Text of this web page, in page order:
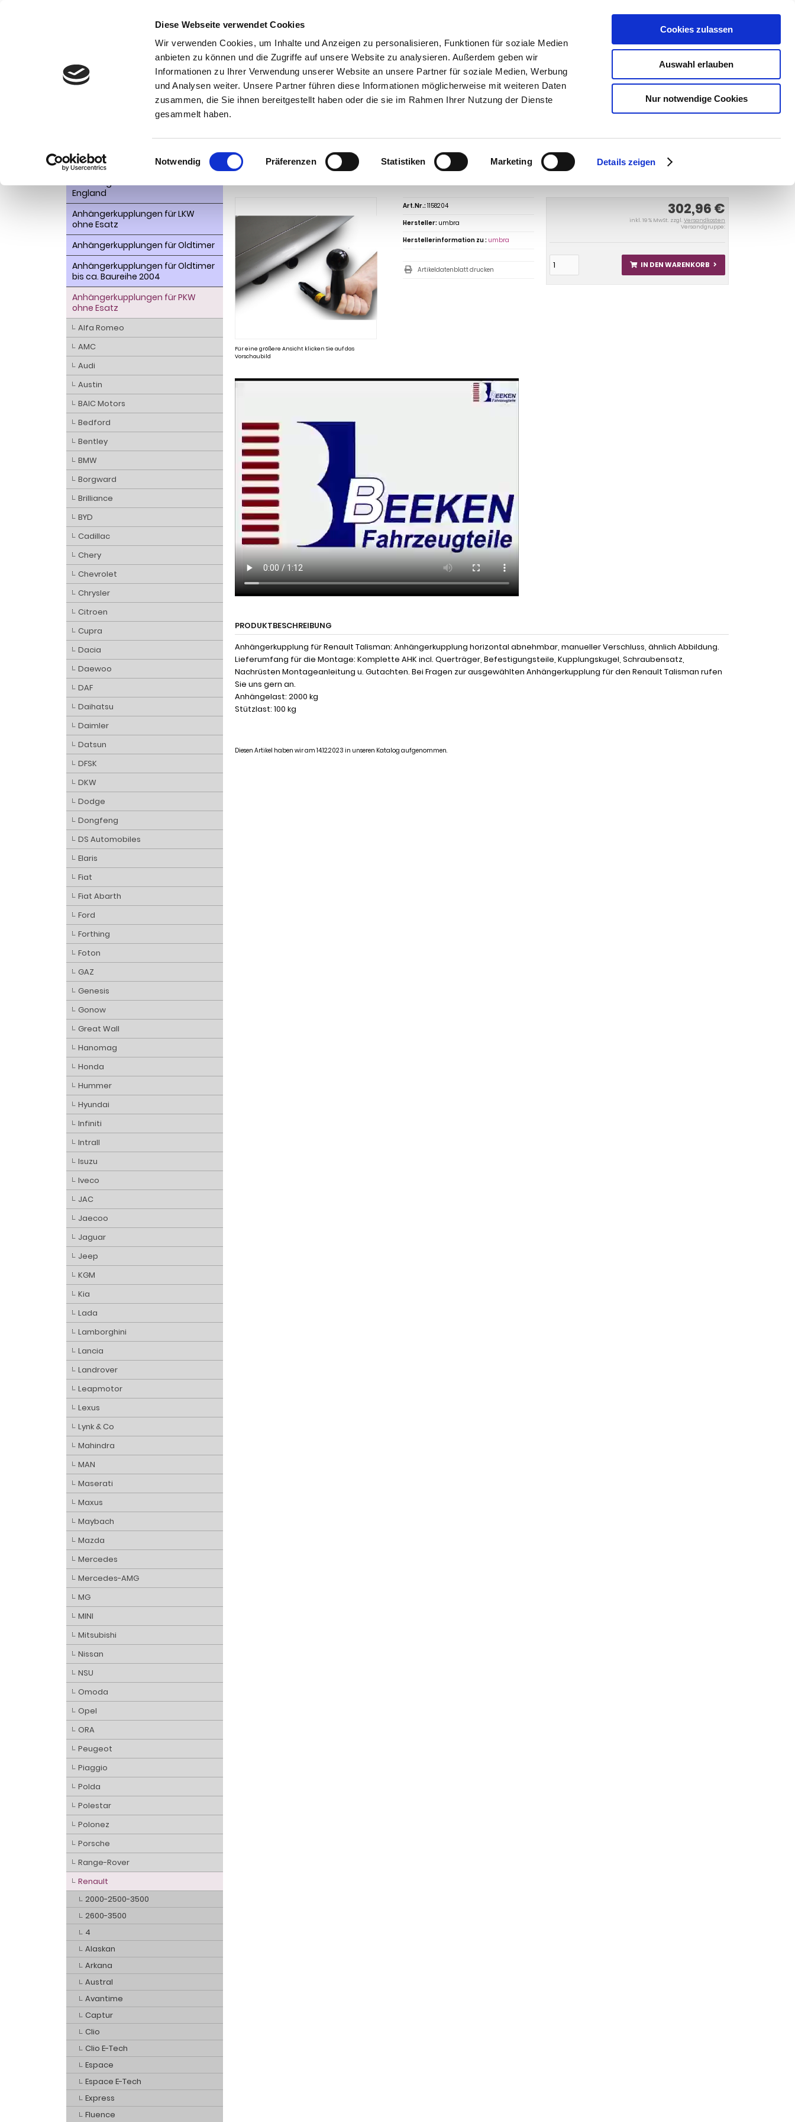
Diese Webseite verwendet Cookies
Wir verwenden Cookies, um Inhalte und Anzeigen zu personalisieren, Funktionen für soziale Medien
anbieten zu können und die Zugriffe auf unsere Website zu analysieren. Außerdem geben wir
Informationen zu Ihrer Verwendung unserer Website an unsere Partner für soziale Medien, Werbung
und Analysen weiter. Unsere Partner führen diese Informationen möglicherweise mit weiteren Daten
zusammen, die Sie ihnen bereitgestellt haben oder die sie im Rahmen Ihrer Nutzung der Dienste
gesammelt haben.
Einwilligungsauswahl
Notwendig Präferenzen Statistiken Marketing Details zeigen
Cookies zulassen
Auswahl erlauben
Nur notwendige Cookies
SUCHEN
Kontakt 0 44 89 - 92 34 67 6 AHK-Finder Kasse Warenkorb 0 Artikel
Anhängerkupplung für
Anhängerkupplung für Renault-Talisman Limousine, Baureihe 2016-2020
abnehmbar
Für eine größere Ansicht klicken Sie auf das
Vorschaubild
302,96 €
inkl. 19 % MwSt. zzgl. Versandkosten
Versandgruppe:
IN DEN WARENKORB
Art.Nr.:1158204
Hersteller: umbra
Herstellerinformation zu : umbra
Artikeldatenblatt drucken
PRODUKTBESCHREIBUNG
Anhängerkupplung für Renault Talisman: Anhängerkupplung horizontal abnehmbar, manueller Verschluss, ähnlich Abbildung.
Lieferumfang für die Montage: Komplette AHK incl. Querträger, Befestigungsteile, Kupplungskugel, Schraubensatz,
Nachrüsten Montageanleitung u. Gutachten. Bei Fragen zur ausgewählten Anhängerkupplung für den Renault Talisman rufen
Sie uns gern an.
Anhängelast: 2000 kg
Stützlast: 100 kg
Diesen Artikel haben wir am 14.12.2023 in unseren Katalog aufgenommen.
Kategorien
AHK- Zubehör, Ersatzteile
Anhängelast erhöhen
Anhängerkupplungen für
Fahrzeuge aus den USA Canada
England
Anhängerkupplungen für LKW
ohne Esatz
Anhängerkupplungen für Oldtimer
Anhängerkupplungen für Oldtimer
bis ca. Baureihe 2004
Anhängerkupplungen für PKW
ohne Esatz
Alfa Romeo
AMC
Audi
Austin
BAIC Motors
Bedford
Bentley
BMW
Borgward
Brilliance
BYD
Cadillac
Chery
Chevrolet
Chrysler
Citroen
Cupra
Dacia
Daewoo
DAF
Daihatsu
Daimler
Datsun
DFSK
DKW
Dodge
Dongfeng
DS Automobiles
Elaris
Fiat
Fiat Abarth
Ford
Forthing
Foton
GAZ
Genesis
Gonow
Great Wall
Hanomag
Honda
Hummer
Hyundai
Infiniti
Intrall
Isuzu
Iveco
JAC
Jaecoo
Jaguar
Jeep
KGM
Kia
Lada
Lamborghini
Lancia
Landrover
Leapmotor
Lexus
Lynk & Co
Mahindra
MAN
Maserati
Maxus
Maybach
Mazda
Mercedes
Mercedes-AMG
MG
MINI
Mitsubishi
Nissan
NSU
Omoda
Opel
ORA
Peugeot
Piaggio
Polda
Polestar
Polonez
Porsche
Range-Rover
Renault
2000-2500-3500
2600-3500
4
Alaskan
Arkana
Austral
Avantime
Captur
Clio
Clio E-Tech
Espace
Espace E-Tech
Express
Fluence